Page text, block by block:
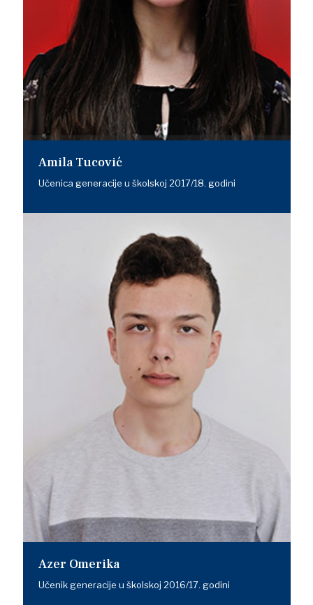
Amila Tucović
Učenica generacije u školskoj 2017/18. godini
Azer Omerika
Učenik generacije u školskoj 2016/17. godini